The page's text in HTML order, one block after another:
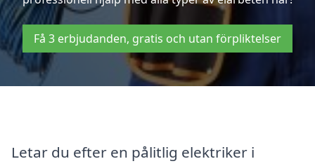
Få 3 erbjudanden, gratis och utan förpliktelser
Letar du efter en pålitlig elektriker i